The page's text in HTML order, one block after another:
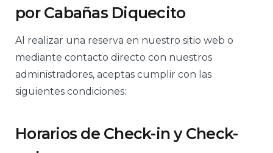
por Cabañas Diquecito
Al realizar una reserva en nuestro sitio web o
mediante contacto directo con nuestros
administradores, aceptas cumplir con las
siguientes condiciones:
Horarios de Check-in y Check-